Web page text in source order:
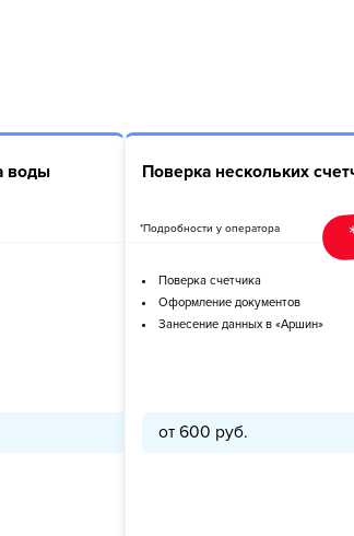
воды Поверка нескольких
*Подробности у оператора
Поверка счетчика
Оформление документов
Занесение данных в «Аршин»
от 600 руб.